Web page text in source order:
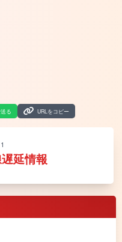
る URLをコピー
延情報